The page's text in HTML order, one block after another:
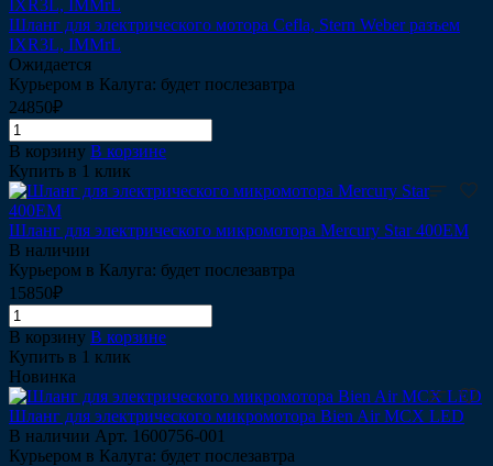
Шланг для электрического мотора Cefla, Stern Weber разъем
IXR3L, IMMrL
Ожидается
Курьером в Калуга: будет послезавтра
24850₽
В корзину В корзине
Купить в 1 клик
Шланг для электрического микромотора Mercury Star 400EM
В наличии
Курьером в Калуга: будет послезавтра
15850₽
В корзину В корзине
Купить в 1 клик
Новинка
Шланг для электрического микромотора Bien Air MCX LED
В наличии Арт. 1600756-001
Курьером в Калуга: будет послезавтра